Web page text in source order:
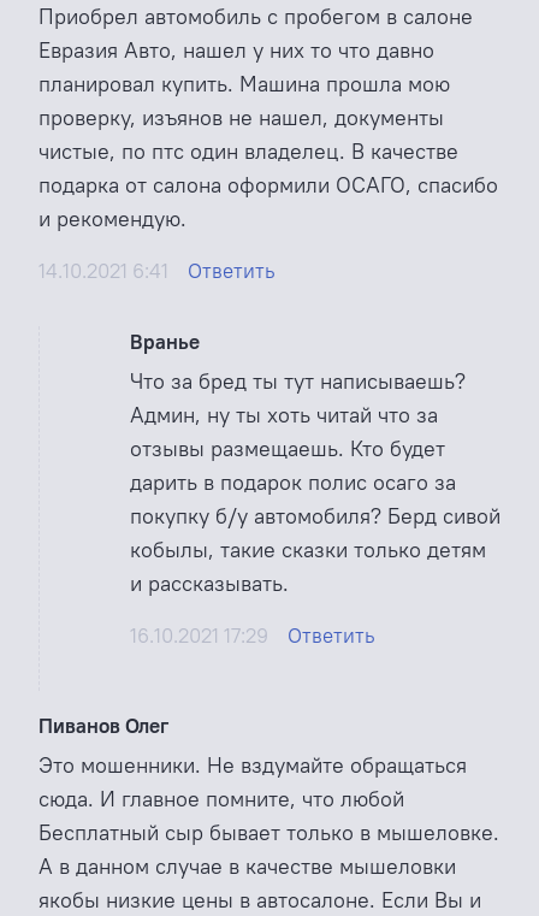
Приобрел автомобиль с пробегом в салоне
Евразия Авто, нашел у них то что давно
планировал купить. Машина прошла мою
проверку, изъянов не нашел, документы
чистые, по птс один владелец. В качестве
подарка от салона оформили ОСАГО, спасибо
и рекомендую.
14.10.2021 6:41 Ответить
Вранье
Что за бред ты тут написываешь?
Админ, ну ты хоть читай что за
отзывы размещаешь. Кто будет
дарить в подарок полис осаго за
покупку б/у автомобиля? Берд сивой
кобылы, такие сказки только детям
и рассказывать.
16.10.2021 17:29 Ответить
Пиванов Олег
Это мошенники. Не вздумайте обращаться
сюда. И главное помните, что любой
Бесплатный сыр бывает только в мышеловке.
А в данном случае в качестве мышеловки
якобы низкие цены в автосалоне. Если Вы и